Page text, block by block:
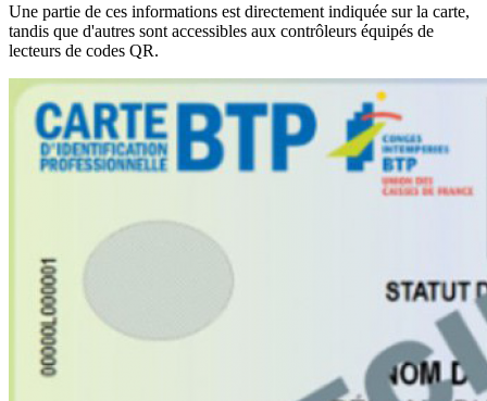
Une partie de ces informations est directement indiquée sur la carte,
tandis que d'autres sont accessibles aux contrôleurs équipés de
lecteurs de codes QR.